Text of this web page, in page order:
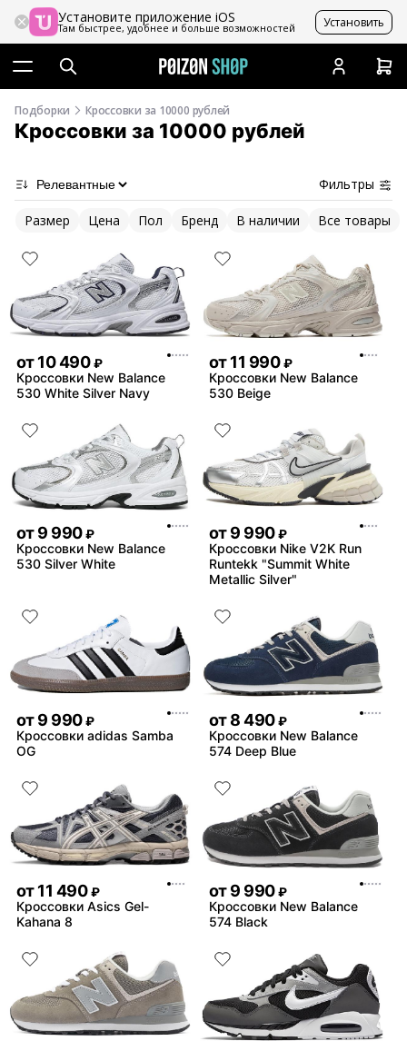
Установите приложение iOS
Там быстрее, удобнее и больше возможностей Установить
Подборки Кроссовки за 10000 рублей
Кроссовки за 10000 рублей
Фильтры
Размер Цена Пол Бренд В наличии Все товары
от10 490 ₽
Кроссовки New Balance
530 White Silver Navy
от11 990 ₽
Кроссовки New Balance
530 Beige
от9 990 ₽
Кроссовки New Balance
530 Silver White
от9 990 ₽
Кроссовки Nike V2K Run
Runtekk "Summit White
Metallic Silver"
от9 990 ₽
Кроссовки adidas Samba
OG
от8 490 ₽
Кроссовки New Balance
574 Deep Blue
от11 490 ₽
Кроссовки Asics Gel-
Kahana 8
от9 990 ₽
Кроссовки New Balance
574 Black